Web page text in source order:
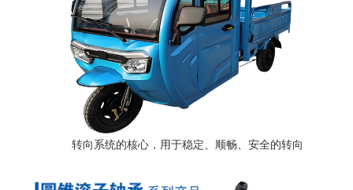
转向系统的核心，用于稳定、顺畅、安全的转向